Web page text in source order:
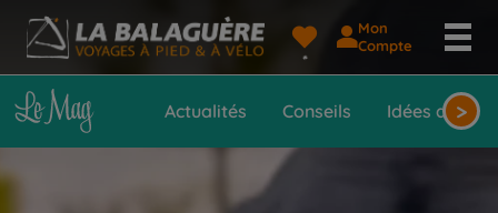
Le
Mag
Mon
Compte
Actualités Conseils Idées de>